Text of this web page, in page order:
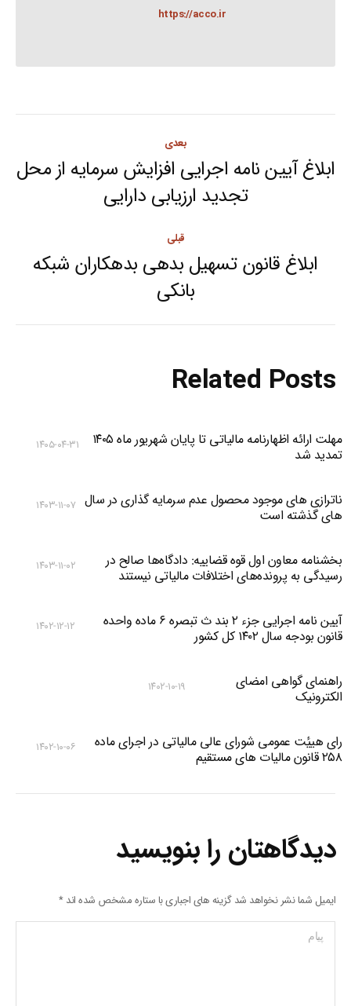
https://acco.ir
navigation
قبلی
Previous
post:
ابلاغ قانون تسهیل بدهی بدهکاران شبکه
بانکی
بعدی
Next
post:
ابلاغ آیین نامه اجرایی افزایش سرمایه از محل
تجدید ارزیابی دارایی
Related Posts
مهلت ارائه اظهارنامه مالیاتی تا پایان شهریور ماه ۱۴۰۵
تمدید شد
۱۴۰۵-۰۴-۳۱
ناترازی های موجود محصول عدم سرمایه گذاری در سال
های گذشته است
۱۴۰۳-۱۱-۰۷
بخشنامه معاون اول قوه قضاییه: دادگاه‌‌ها صالح در
رسیدگی به پرونده‌های اختلافات مالیاتی نیستند
۱۴۰۳-۱۱-۰۲
آیین نامه اجرایی جزء ۲ بند ث تبصره ۶ ماده واحده
قانون بودجه سال ۱۴۰۲ کل کشور
۱۴۰۲-۱۲-۱۲
راهنمای گواهی امضای
الکترونیک
۱۴۰۲-۱۰-۱۹
رای هییٔت عمومی شورای عالی مالیاتی در اجرای ماده
۲۵۸ قانون مالیات های مستقیم
۱۴۰۲-۱۰-۰۶
دیدگاهتان را بنویسید
ایمیل شما نشر نخواهد شد گزینه های اجباری با ستاره مشخص شده اند*
پیام